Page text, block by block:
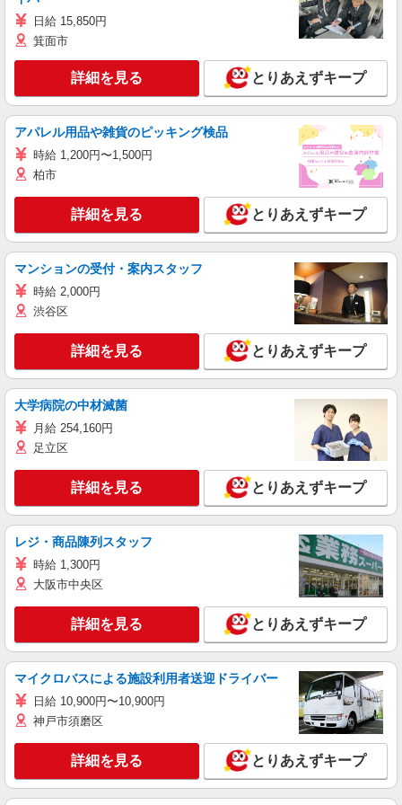
日給 15,850円
箕面市
詳細を見る とりあえずキープ
アパレル用品や雑貨のピッキング検品
時給 1,200円〜1,500円
柏市
詳細を見る とりあえずキープ
マンションの受付・案内スタッフ
時給 2,000円
渋谷区
詳細を見る とりあえずキープ
大学病院の中材滅菌
月給 254,160円
足立区
詳細を見る とりあえずキープ
レジ・商品陳列スタッフ
時給 1,300円
大阪市中央区
詳細を見る とりあえずキープ
マイクロバスによる施設利用者送迎ドライバー
日給 10,900円〜10,900円
神戸市須磨区
詳細を見る とりあえずキープ